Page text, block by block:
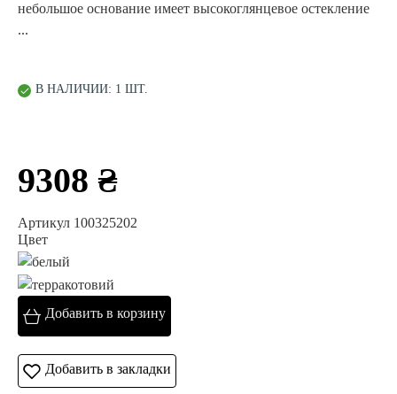
небольшое основание имеет высокоглянцевое остекление
...
В НАЛИЧИИ: 1 ШТ.
9308 ₴
Артикул 100325202
Цвет
Добавить в корзину
Добавить в закладки